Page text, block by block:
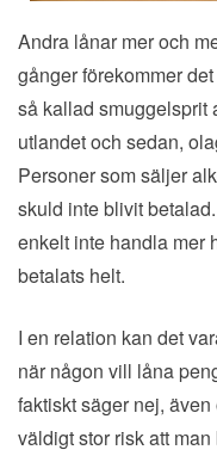
Andra lånar mer och
gånger förekommer
så kallad smuggelsprit
utlandet och sedan,
Personer som säljer
skuld inte blivit
enkelt inte handla mer
betalats helt.
I en relation kan det
när någon vill låna
faktiskt säger nej,
väldigt stor risk att